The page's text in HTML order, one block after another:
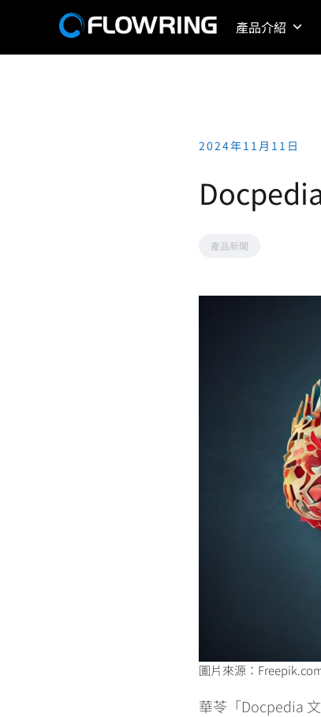
content
產品介紹
2024年11月11日
產品新聞
圖片來源：
華苓「Docpedia